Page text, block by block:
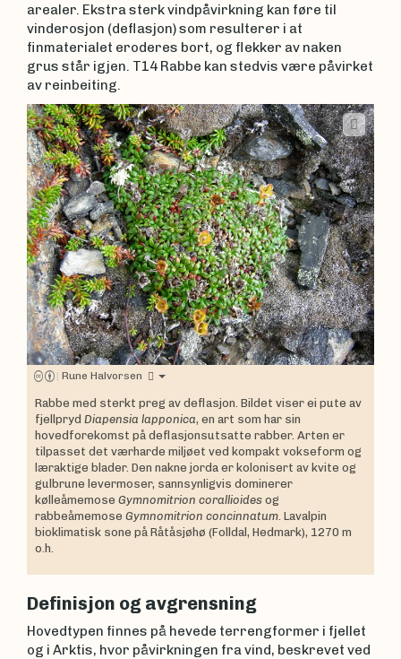
arealer. Ekstra sterk vindpåvirkning kan føre til
vinderosjon (deflasjon) som resulterer i at
finmaterialet eroderes bort, og flekker av naken
grus står igjen. T14 Rabbe kan stedvis være påvirket
av reinbeiting.
| Rune Halvorsen
Rabbe med sterkt preg av deflasjon. Bildet viser ei pute av
fjellpryd Diapensia lapponica, en art som har sin
hovedforekomst på deflasjonsutsatte rabber. Arten er
tilpasset det værharde miljøet ved kompakt vokseform og
læraktige blader. Den nakne jorda er kolonisert av kvite og
gulbrune levermoser, sannsynligvis dominerer
kølleåmemose Gymnomitrion corallioides og
rabbeåmemose Gymnomitrion concinnatum. Lavalpin
bioklimatisk sone på Råtåsjøhø (Folldal, Hedmark), 1270 m
o.h.
Definisjon og avgrensning
Hovedtypen finnes på hevede terrengformer i fjellet
og i Arktis, hvor påvirkningen fra vind, beskrevet ved